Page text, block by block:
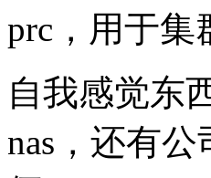
prc，用于集
自我感觉东
nas，还有